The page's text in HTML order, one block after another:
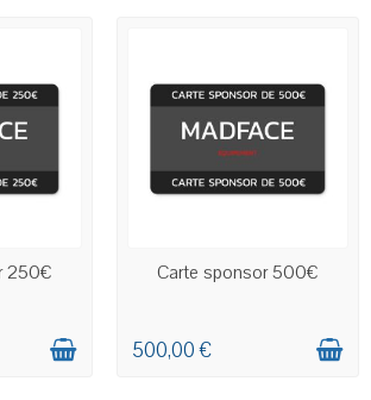
LE
250€
SERA CRÉDITÉE SUR LE
COMPTE CLIENT INDIQUÉ
Carte sponsor 500€
500,00 €